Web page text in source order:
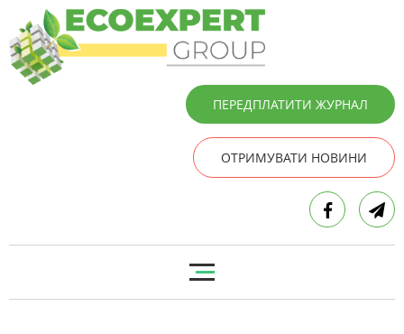
ПЕРЕДПЛАТИТИ ЖУРНАЛ
ОТРИМУВАТИ НОВИНИ